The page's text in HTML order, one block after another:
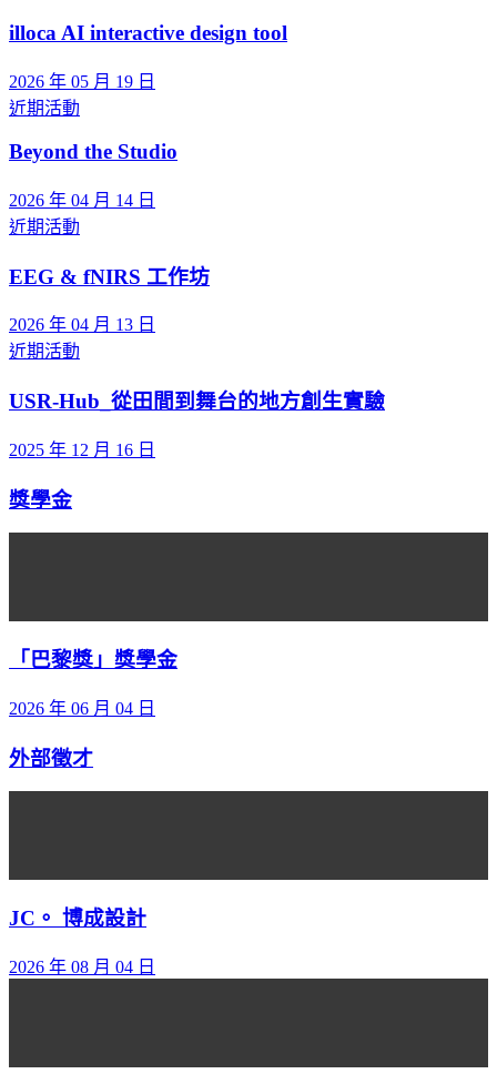
illoca AI interactive design tool
2026 年 05 月 19 日
近期活動
Beyond the Studio
2026 年 04 月 14 日
近期活動
EEG & fNIRS 工作坊
2026 年 04 月 13 日
近期活動
USR-Hub_從田間到舞台的地方創生實驗
2025 年 12 月 16 日
獎學金
「巴黎獎」獎學金
2026 年 06 月 04 日
外部徵才
JC。 博成設計
2026 年 08 月 04 日